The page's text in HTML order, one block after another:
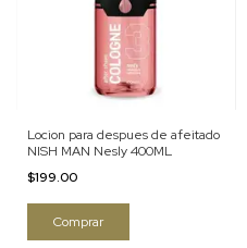
Locion para despues de afeitado
NISH MAN Nesly 400ML
$199.00